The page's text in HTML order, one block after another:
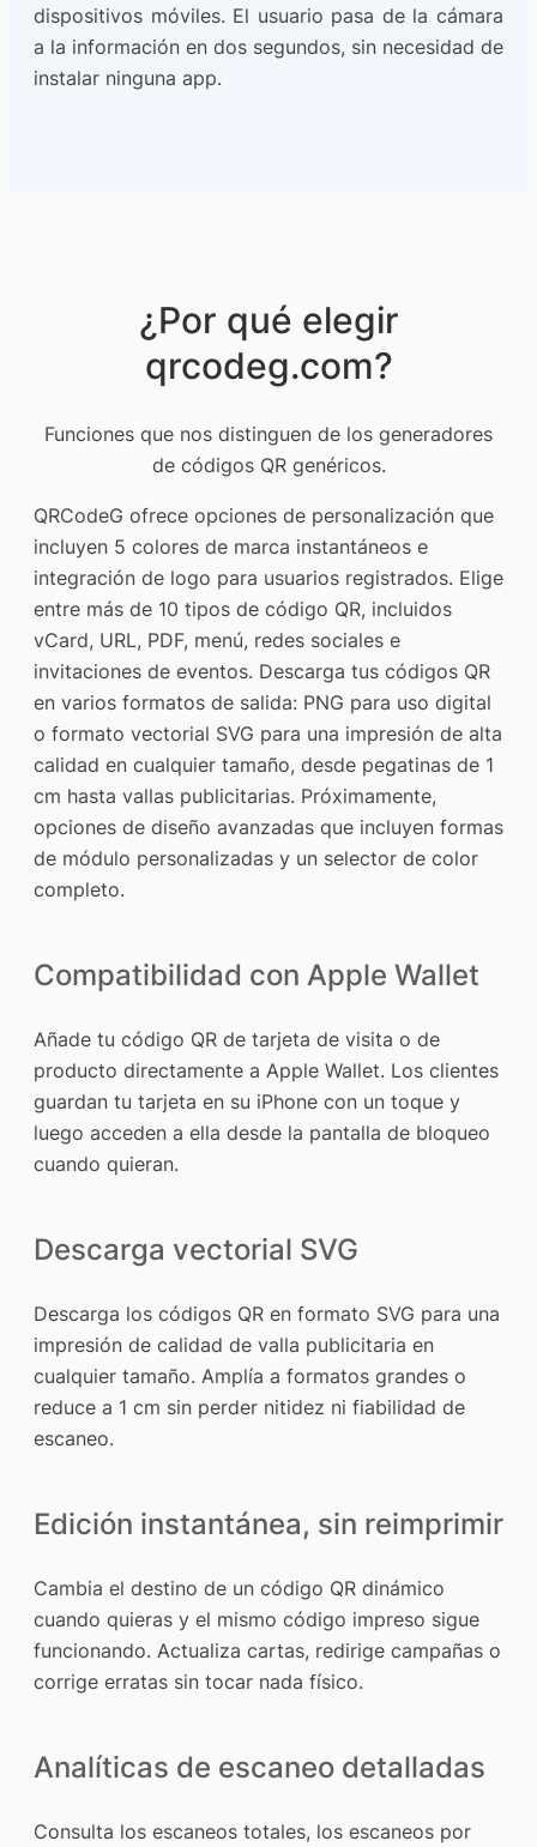
dispositivos móviles. El usuario pasa de la cámara
a la información en dos segundos, sin necesidad de
instalar ninguna app.
¿Por qué elegir
qrcodeg.com?
Funciones que nos distinguen de los generadores
de códigos QR genéricos.
QRCodeG ofrece opciones de personalización que
incluyen 5 colores de marca instantáneos e
integración de logo para usuarios registrados. Elige
entre más de 10 tipos de código QR, incluidos
vCard, URL, PDF, menú, redes sociales e
invitaciones de eventos. Descarga tus códigos QR
en varios formatos de salida: PNG para uso digital
o formato vectorial SVG para una impresión de alta
calidad en cualquier tamaño, desde pegatinas de 1
cm hasta vallas publicitarias. Próximamente,
opciones de diseño avanzadas que incluyen formas
de módulo personalizadas y un selector de color
completo.
Compatibilidad con Apple Wallet
Añade tu código QR de tarjeta de visita o de
producto directamente a Apple Wallet. Los clientes
guardan tu tarjeta en su iPhone con un toque y
luego acceden a ella desde la pantalla de bloqueo
cuando quieran.
Descarga vectorial SVG
Descarga los códigos QR en formato SVG para una
impresión de calidad de valla publicitaria en
cualquier tamaño. Amplía a formatos grandes o
reduce a 1 cm sin perder nitidez ni fiabilidad de
escaneo.
Edición instantánea, sin reimprimir
Cambia el destino de un código QR dinámico
cuando quieras y el mismo código impreso sigue
funcionando. Actualiza cartas, redirige campañas o
corrige erratas sin tocar nada físico.
Analíticas de escaneo detalladas
Consulta los escaneos totales, los escaneos por